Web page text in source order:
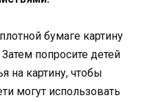
бумаге картину
попросите детей
на картину, чтобы
могут использовать